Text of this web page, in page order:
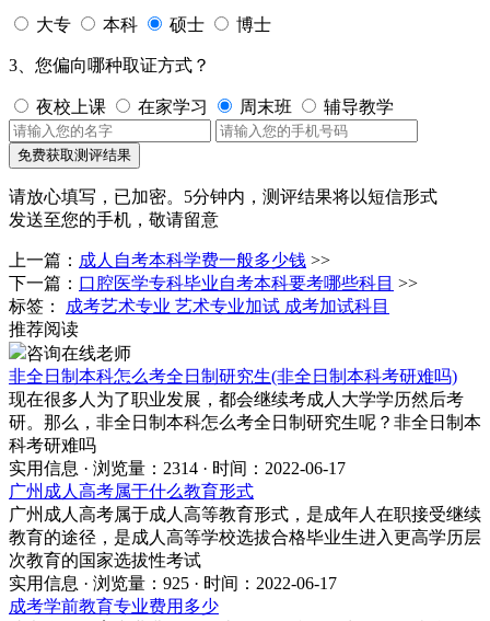
大专 本科 硕士 博士
3、您偏向哪种取证方式？
夜校上课 在家学习 周末班 辅导教学
免费获取测评结果
请放心填写，已加密。 5分钟内，测评结果将以短信形式
发送至您的手机，敬请留意
上一篇： 成人自考本科学费一般多少钱 >>
下一篇： 口腔医学专科毕业自考本科要考哪些科目 >>
标签：
成考艺术专业 艺术专业加试 成考加试科目
推荐阅读
咨询在线老师
非全日制本科怎么考全日制研究生(非全日制本科考研难吗)
现在很多人为了职业发展，都会继续考成人大学学历然后考
研。那么，非全日制本科怎么考全日制研究生呢？非全日制本
科考研难吗
实用信息 · 浏览量：2314 · 时间：2022-06-17
广州成人高考属于什么教育形式
广州成人高考属于成人高等教育形式，是成年人在职接受继续
教育的途径，是成人高等学校选拔合格毕业生进入更高学历层
次教育的国家选拔性考试
实用信息 · 浏览量：925 · 时间：2022-06-17
成考学前教育专业费用多少